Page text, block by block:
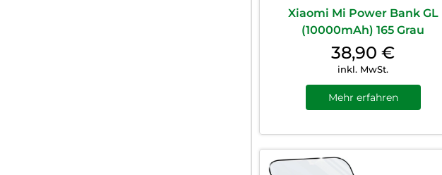
Xiaomi Mi Power Bank GL
(10000mAh) 165 Grau
38,90€
inkl. MwSt.
Mehr erfahren